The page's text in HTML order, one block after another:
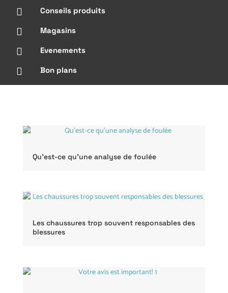
 Conseils produits
 Magasins
 Evenements
 Bon plans
Qu’est-ce qu’une analyse de foulée
Les chaussures trop souvent responsables des
blessures
16 JUIN 2023